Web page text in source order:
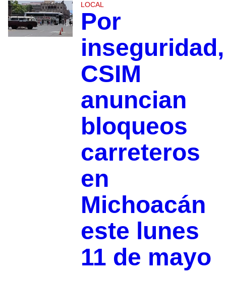
LOCAL
Por
inseguridad,
CSIM
anuncian
bloqueos
carreteros
en
Michoacán
este lunes
11 de mayo